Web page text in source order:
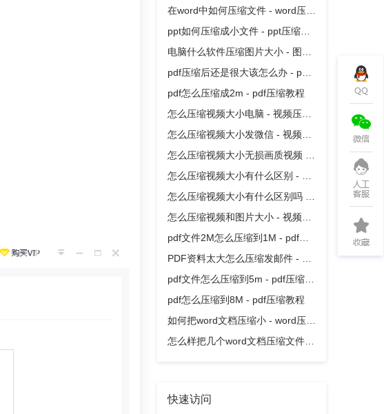
教程
在word中如何压缩文件 - word压缩
教程
ppt如何压缩成小文件 - ppt压缩教
程
电脑什么软件压缩图片大小 - 图片
压缩教程
pdf压缩后还是很大该怎么办 - pdf
压缩教程
pdf怎么压缩成2m - pdf压缩教程
怎么压缩视频大小电脑 - 视频压缩
教程
怎么压缩视频大小发微信 - 视频压
缩教程
怎么压缩视频大小无损画质视频 -
视频压缩教程
怎么压缩视频大小有什么区别 - 视
频压缩教程
怎么压缩视频大小有什么区别吗 -
视频压缩教程
怎么压缩视频和图片大小 - 视频压
缩教程
pdf文件2M怎么压缩到1M - pdf压
缩教程
PDF资料太大怎么压缩发邮件 - pdf
压缩教程
pdf文件怎么压缩到5m - pdf压缩教
程
pdf怎么压缩到8M - pdf压缩教程
如何把word文档压缩小 - word压缩
教程
怎么样把几个word文档压缩文件 -
快速访问